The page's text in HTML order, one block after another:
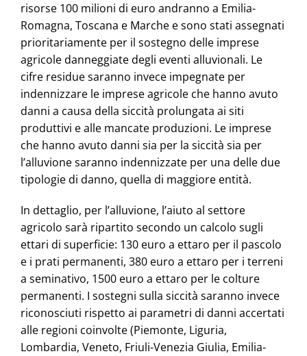
risorse 100 milioni di euro andranno a Emilia-
Romagna, Toscana e Marche e sono stati assegnati
prioritariamente per il sostegno delle imprese
agricole danneggiate degli eventi alluvionali. Le
cifre residue saranno invece impegnate per
indennizzare le imprese agricole che hanno avuto
danni a causa della siccità prolungata ai siti
produttivi e alle mancate produzioni. Le imprese
che hanno avuto danni sia per la siccità sia per
l’alluvione saranno indennizzate per una delle due
tipologie di danno, quella di maggiore entità.
In dettaglio, per l’alluvione, l’aiuto al settore
agricolo sarà ripartito secondo un calcolo sugli
ettari di superficie: 130 euro a ettaro per il pascolo
e i prati permanenti, 380 euro a ettaro per i terreni
a seminativo, 1500 euro a ettaro per le colture
permanenti. I sostegni sulla siccità saranno invece
riconosciuti rispetto ai parametri di danni accertati
alle regioni coinvolte (Piemonte, Liguria,
Lombardia, Veneto, Friuli-Venezia Giulia, Emilia-